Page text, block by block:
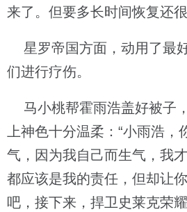
来了。但要多长时间恢复还很
星罗帝国方面，动用了最
们进行疗伤。
马小桃帮霍雨浩盖好被子
上神色十分温柔：“小雨浩，
气，因为我自己而生气，我
都应该是我的责任，但却让
吧，接下来，捍卫史莱克荣